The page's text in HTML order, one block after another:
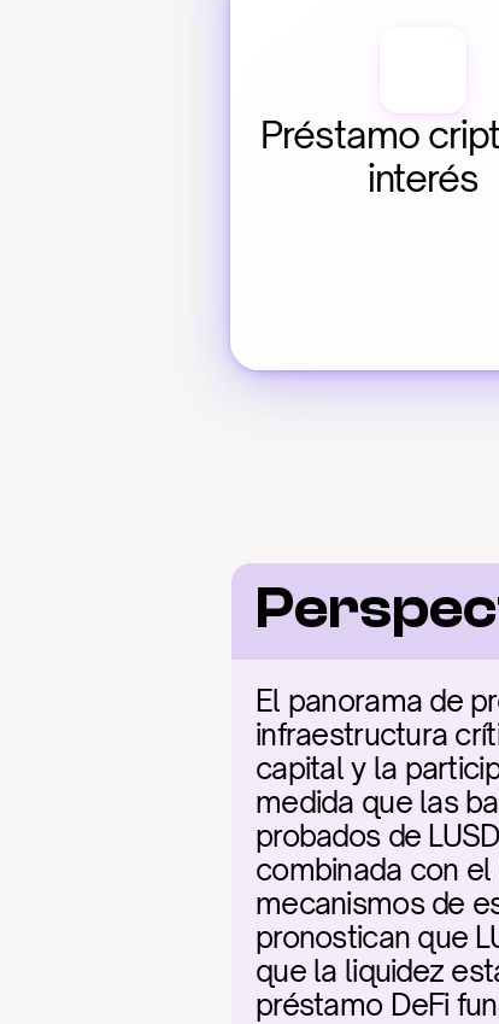
Préstamo
interés
El panorama de
infraestructura
capital y la
medida que las
probados de
combinada con el
mecanismos de
pronostican que
que la liquidez
préstamo DeFi